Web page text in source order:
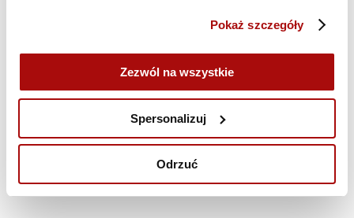
Pokaż szczegóły
Zezwól na wszystkie
Spersonalizuj
Odrzuć
Uważam, że potrzebna jest szeroka
marketingu, która pozwala prowadzić
rozmowy z partnerami, agencjami i
domami mediowymi. To cenne w
sytuacji współpracy przy kampaniach i
projektach. Digital marketing i biznes
zmienia się bardzo dynamicznie,
dlatego warto być „na bieżąco” z
najnowszymi trendami.